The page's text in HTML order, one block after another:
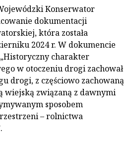
Konserwator
dokumentacji
która została
2024 r. W dokumencie
charakter
w otoczeniu drogi zachował
drogi, z częściowo zachowaną
wiejską związaną z dawnymi
sposobem
– rolnictwa